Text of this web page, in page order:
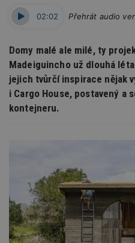
02:02 Přehrát audio
Domy malé ale milé, ty
Madeiguincho už dlouhá
jejich tvůrčí inspirace nějak
i Cargo House, postavený a
kontejneru.